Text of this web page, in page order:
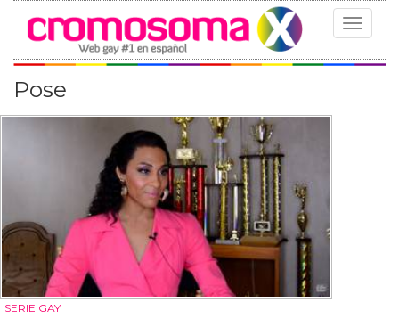
Toggle
Pose
SERIE GAY